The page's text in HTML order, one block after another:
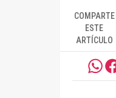
COMPARTE
ESTE
ARTÍCULO